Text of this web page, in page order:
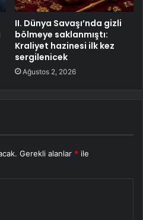
II. Dünya Savaşı’nda gizli
bölmeye saklanmıştı:
Kraliyet hazinesi ilk kez
sergilenicek
Ağustos 2, 2026
Gerekli alanlar * ile